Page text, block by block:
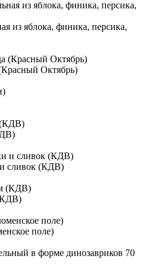
из яблока, финика, персика,
Октябрь)
сливок (КДВ)
поле)